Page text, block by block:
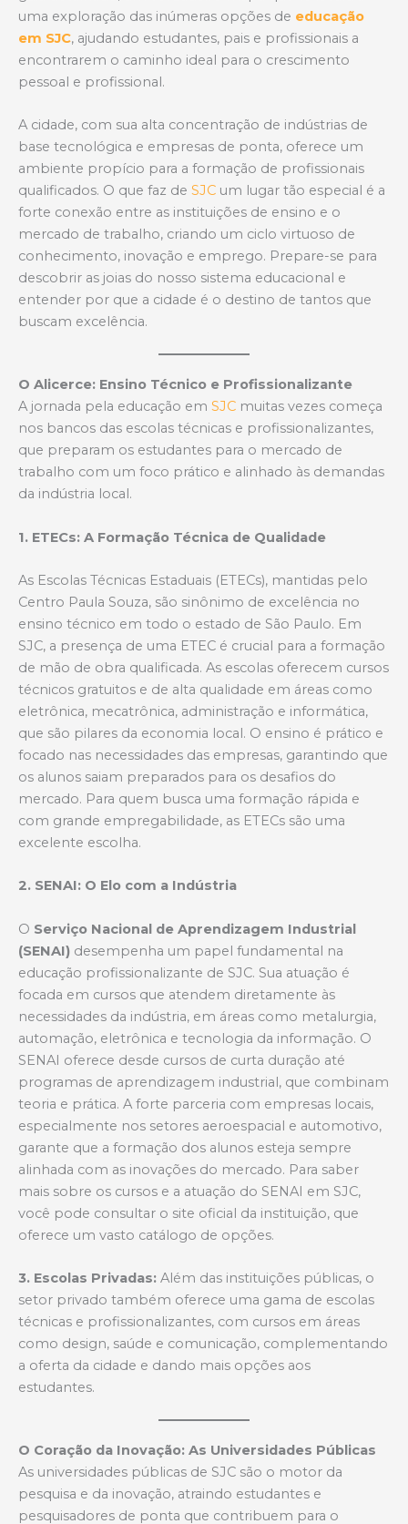
uma exploração das inúmeras opções de educação
em SJC, ajudando estudantes, pais e profissionais a
encontrarem o caminho ideal para o crescimento
pessoal e profissional.
A cidade, com sua alta concentração de indústrias de
base tecnológica e empresas de ponta, oferece um
ambiente propício para a formação de profissionais
qualificados. O que faz de SJC um lugar tão especial é a
forte conexão entre as instituições de ensino e o
mercado de trabalho, criando um ciclo virtuoso de
conhecimento, inovação e emprego. Prepare-se para
descobrir as joias do nosso sistema educacional e
entender por que a cidade é o destino de tantos que
buscam excelência.
O Alicerce: Ensino Técnico e Profissionalizante
A jornada pela educação em SJC muitas vezes começa
nos bancos das escolas técnicas e profissionalizantes,
que preparam os estudantes para o mercado de
trabalho com um foco prático e alinhado às demandas
da indústria local.
1. ETECs: A Formação Técnica de Qualidade
As Escolas Técnicas Estaduais (ETECs), mantidas pelo
Centro Paula Souza, são sinônimo de excelência no
ensino técnico em todo o estado de São Paulo. Em
SJC, a presença de uma ETEC é crucial para a formação
de mão de obra qualificada. As escolas oferecem cursos
técnicos gratuitos e de alta qualidade em áreas como
eletrônica, mecatrônica, administração e informática,
que são pilares da economia local. O ensino é prático e
focado nas necessidades das empresas, garantindo que
os alunos saiam preparados para os desafios do
mercado. Para quem busca uma formação rápida e
com grande empregabilidade, as ETECs são uma
excelente escolha.
2. SENAI: O Elo com a Indústria
O Serviço Nacional de Aprendizagem Industrial
(SENAI) desempenha um papel fundamental na
educação profissionalizante de SJC. Sua atuação é
focada em cursos que atendem diretamente às
necessidades da indústria, em áreas como metalurgia,
automação, eletrônica e tecnologia da informação. O
SENAI oferece desde cursos de curta duração até
programas de aprendizagem industrial, que combinam
teoria e prática. A forte parceria com empresas locais,
especialmente nos setores aeroespacial e automotivo,
garante que a formação dos alunos esteja sempre
alinhada com as inovações do mercado. Para saber
mais sobre os cursos e a atuação do SENAI em SJC,
você pode consultar o site oficial da instituição, que
oferece um vasto catálogo de opções.
3. Escolas Privadas: Além das instituições públicas, o
setor privado também oferece uma gama de escolas
técnicas e profissionalizantes, com cursos em áreas
como design, saúde e comunicação, complementando
a oferta da cidade e dando mais opções aos
estudantes.
O Coração da Inovação: As Universidades Públicas
As universidades públicas de SJC são o motor da
pesquisa e da inovação, atraindo estudantes e
pesquisadores de ponta que contribuem para o